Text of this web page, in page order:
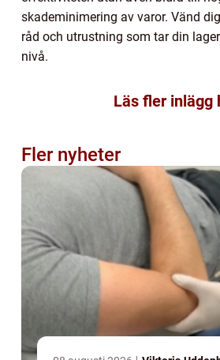
skademinimering av varor. Vänd
råd och utrustning som tar din
nivå.
Läs fler inlägg
Fler nyheter